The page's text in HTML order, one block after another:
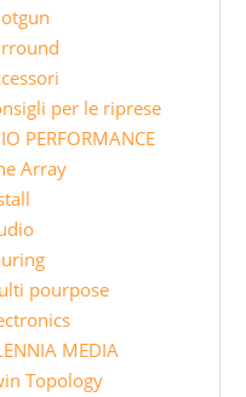
per le riprese
PERFORMANCE
Array
pourpose
MEDIA
Topology